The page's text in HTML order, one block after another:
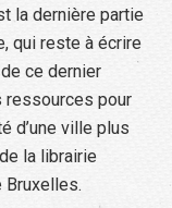
la dernière partie
qui reste à écrire
ce dernier
pour
d’une ville plus
la librairie
Bruxelles.